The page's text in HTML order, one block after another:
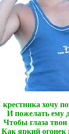
крестника хочу
И пожелать ему
Чтобы глаза твои
Как яркий огонек